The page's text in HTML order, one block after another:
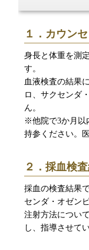
１．カウン
身長と体重を測
す。
血液検査の結果
ロ、サクセンダ
ん。
※他院で3か月以
持参ください。
２．採血検
採血の検査結果
センダ・オゼン
注射方法につい
し、指導させて